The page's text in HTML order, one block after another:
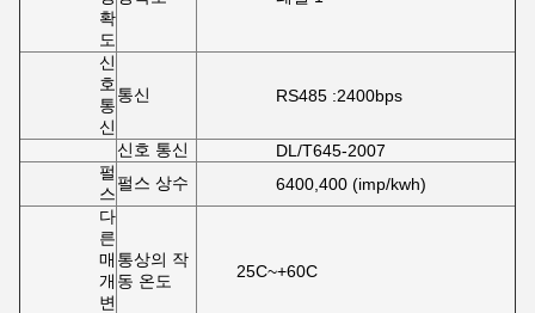
확
도
신
호
통
신
통신 RS485 :2400bps
신호 통신
DL/T645-2007
펄
스
펄스 상수
6400,400 (imp/kwh)
다
른
매
개
변
통상의 작
동 온도
25C~+60C